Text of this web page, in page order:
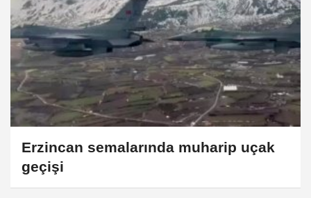
Erzincan semalarında muharip uçak
geçişi